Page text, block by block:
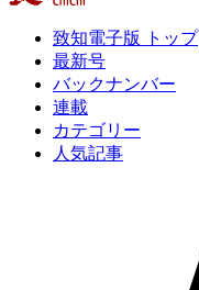
致知電子版 トップ
最新号
バックナンバー
連載
カテゴリー
人気記事